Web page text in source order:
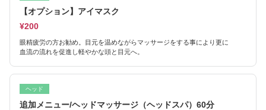
【オプション】アイマスク
¥200
眼精疲労の方お勧め。目元を温めながらマッサージをする事により更に
血流の流れを促進し軽やかな頭と目元へ。
ヘッド
追加メニュー/ヘッドマッサージ（ヘッドスパ）60分